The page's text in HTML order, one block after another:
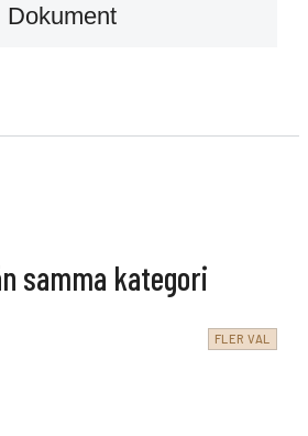
Dokument
samma kategori
FLER VAL